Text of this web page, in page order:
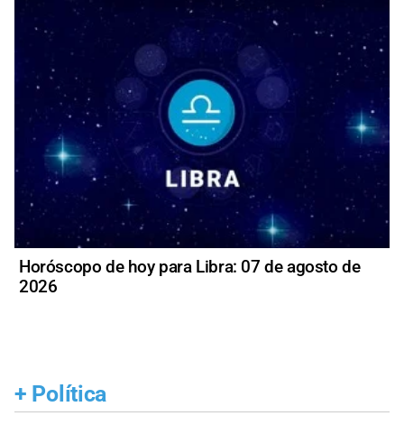
Horóscopo de hoy para Libra: 07 de agosto de
2026
+ Política